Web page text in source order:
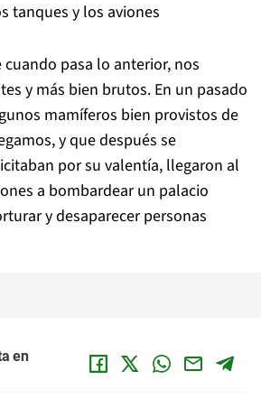
tanques y los aviones
pasa lo anterior, nos
y más bien brutos. En un pasado
mamíferos bien provistos de
y que después se
por su valentía, llegaron al
a bombardear un palacio
y desaparecer personas
en